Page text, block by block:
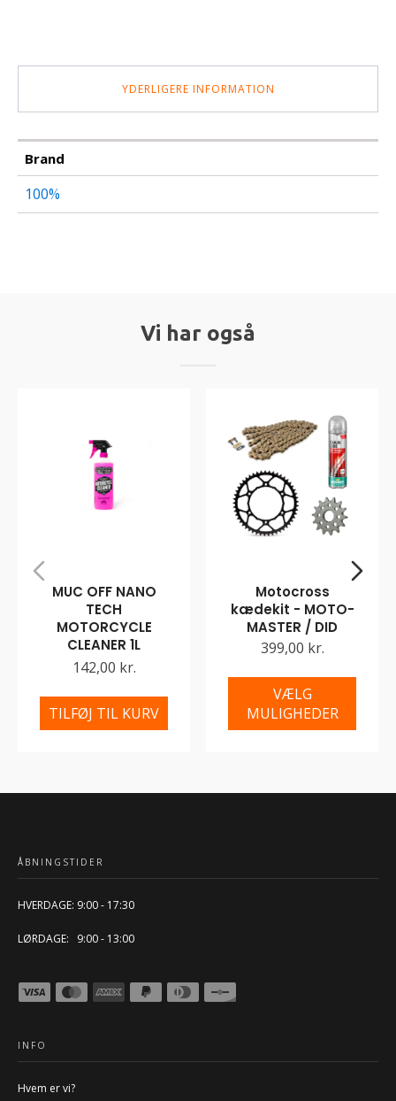
YDERLIGERE INFORMATION
Brand
100%
Vi har også
MUC OFF NANO
TECH
MOTORCYCLE
CLEANER 1L
142,00 kr.
TILFØJ TIL KURV
Motocross
kædekit - MOTO-
MASTER / DID
399,00 kr.
VÆLG
MULIGHEDER
ÅBNINGSTIDER
HVERDAGE: 9:00 - 17:30
LØRDAGE: 9:00 - 13:00
INFO
Hvem er vi?